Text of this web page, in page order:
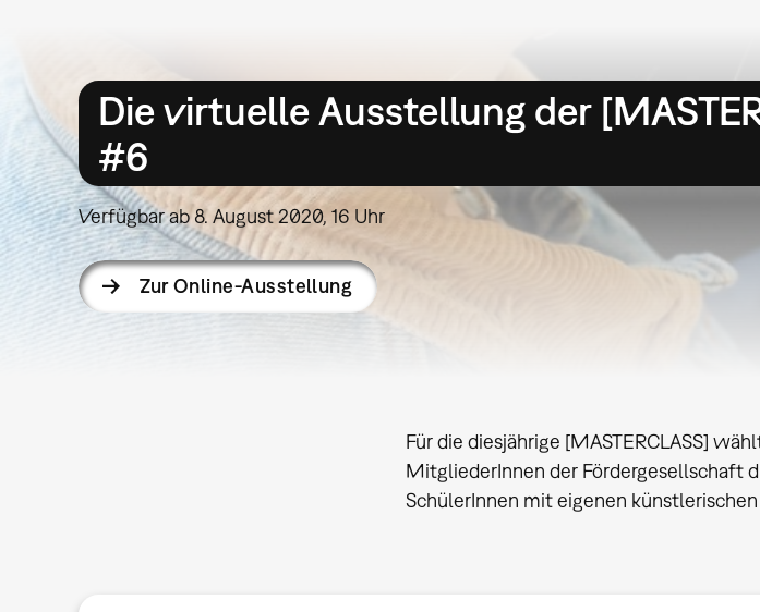
Die virtuelle Ausstellung der
#6
Verfügbar ab 8. August 2020, 16 Uhr
Zur Online-Ausstellung
Für die diesjährige [MASTERCLASS]
MitgliederInnen der Fördergesellschaft
SchülerInnen mit eigenen